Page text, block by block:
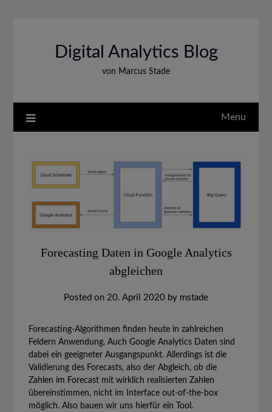
Digital Analytics Blog
von Marcus Stade
Menu
Forecasting Daten in Google Analytics
abgleichen
Posted on 20. April 2020 by mstade
Forecasting-Algorithmen finden heute in zahlreichen
Feldern Anwendung. Auch Google Analytics Daten sind
dabei ein geeigneter Ausgangspunkt. Allerdings ist die
Validierung des Forecasts, also der Abgleich, ob die
Zahlen im Forecast mit wirklich realisierten Zahlen
übereinstimmen, nicht im Interface out-of-the-box
möglich. Also bauen wir uns hierfür ein Tool.